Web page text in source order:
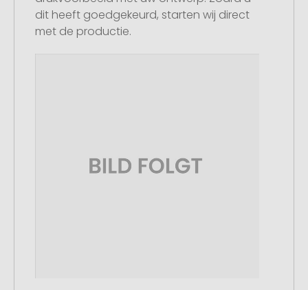
dit heeft goedgekeurd, starten wij direct
met de productie.